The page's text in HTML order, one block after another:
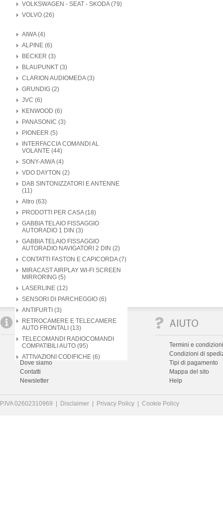
VOLKSWAGEN - SEAT - SKODA (79)
VOLVO (26)
AIWA (4)
ALPINE (6)
BECKER (3)
BLAUPUNKT (3)
CLARION AUDIOMEDA (3)
GRUNDIG (2)
JVC (6)
KENWOOD (6)
PANASONIC (3)
PIONEER (5)
INTERFACCIA COMANDI AL
VOLANTE (44)
SONY-AIWA (4)
VDO DAYTON (2)
DAB SINTONIZZATORI E ANTENNE
(11)
Altro (63)
PRODOTTI PER CASA (18)
GABBIA TELAIO FISSAGGIO
AUTORADIO 1 DIN (3)
GABBIA TELAIO FISSAGGIO
AUTORADIO NAVIGATORI 2 DIN (2)
CONTATTI FASTON E CAPICORDA (7)
MIRACAST AIRPLAY WI-FI SCREEN
MIRRORING (5)
LASERLINE (12)
SENSORI DI PARCHEGGIO (6)
ANTIFURTI (3)
RETROCAMERE E TELECAMERE
AUTO FRONTALI (13)
TELECOMANDI RADIOCOMANDI
COMPATIBILI AUTO (95)
ATTIVAZIONI CODIFICHE (6)
Chi siamo
Assistenza
Dove siamo
Contatti
Newsletter
Termini e
Condizioni di
Tipi di pagamento
Mappa del sito
Help
P.IVA 02602310969 | Disclaimer Privacy Policy Cookie Policy